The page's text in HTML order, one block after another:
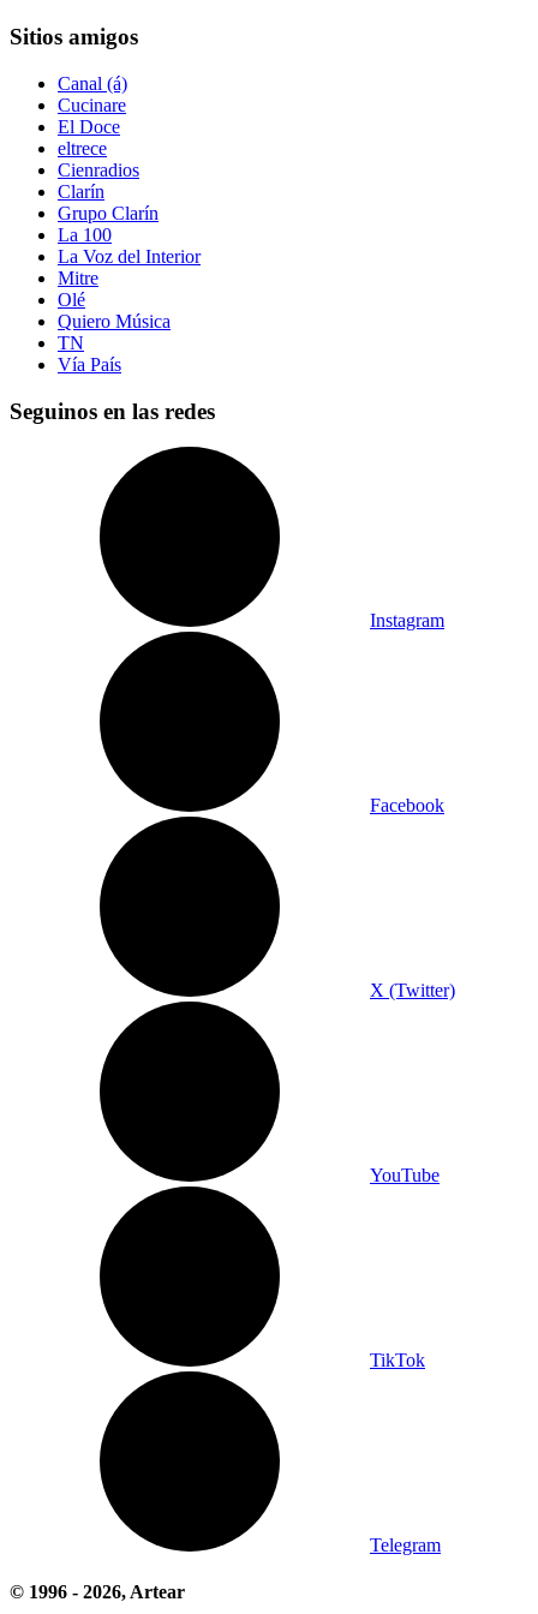
Sitios amigos
Canal (á)
Cucinare
El Doce
eltrece
Cienradios
Clarín
Grupo Clarín
La 100
La Voz del Interior
Mitre
Olé
Quiero Música
TN
Vía País
Seguinos en las redes
Instagram
Facebook
X (Twitter)
YouTube
TikTok
Telegram
© 1996 - 2026, Artear